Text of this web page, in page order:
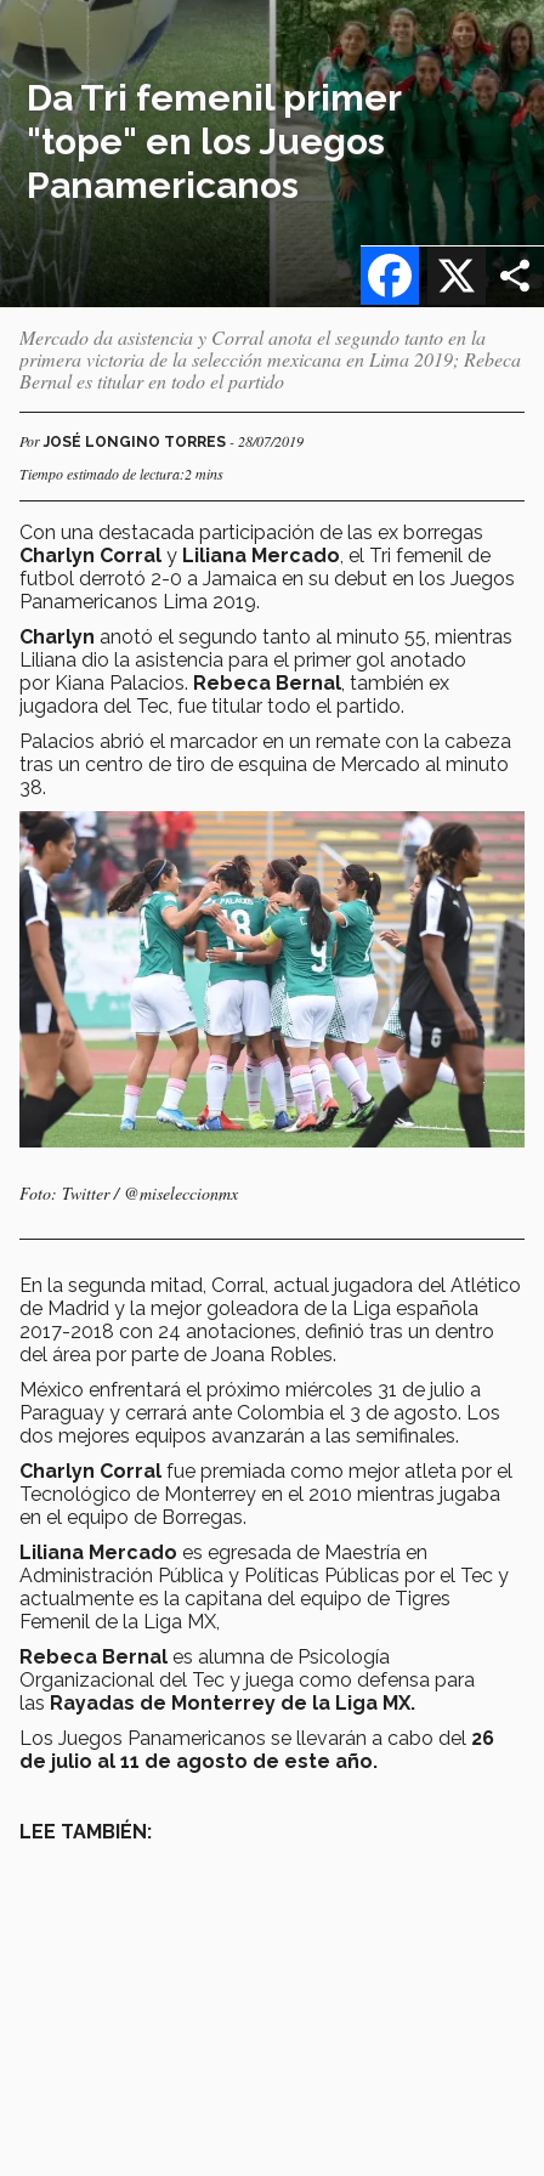
Da Tri femenil primer
"tope" en los Juegos
Panamericanos
X
Facebook
Mercado da asistencia y Corral anota el segundo tanto en la
primera victoria de la selección mexicana en Lima 2019; Rebeca
Bernal es titular en todo el partido
PorJOSÉ LONGINO TORRES - 28/07/2019
Tiempo estimado de lectura:2 mins
Con una destacada participación de las ex borregas
Charlyn Corral y Liliana Mercado , el Tri femenil de
futbol derrotó 2-0 a Jamaica en su debut en los Juegos
Panamericanos Lima 2019.
Charlyn anotó el segundo tanto al minuto 55, mientras
Liliana dio la asistencia para el primer gol anotado
por Kiana Palacios. Rebeca Bernal , también ex
jugadora del Tec, fue titular todo el partido.
Palacios abrió el marcador en un remate con la cabeza
tras un centro de tiro de esquina de Mercado al minuto
38.
Foto: Twitter / @miseleccionmx
En la segunda mitad, Corral, actual jugadora del Atlético
de Madrid y la mejor goleadora de la Liga española
2017-2018 con 24 anotaciones, definió tras un dentro
del área por parte de Joana Robles.
México enfrentará el próximo miércoles 31 de julio a
Paraguay y cerrará ante Colombia el 3 de agosto. Los
dos mejores equipos avanzarán a las semifinales.
Charlyn Corral fue premiada como mejor atleta por el
Tecnológico de Monterrey en el 2010 mientras jugaba
en el equipo de Borregas.
Liliana Mercado es egresada de Maestría en
Administración Pública y Políticas Públicas por el Tec y
actualmente es la capitana del equipo de Tigres
Femenil de la Liga MX,
Rebeca Bernal es alumna de Psicología
Organizacional del Tec y juega como defensa para
las Rayadas de Monterrey de la Liga MX.
Los Juegos Panamericanos se llevarán a cabo del 26
de julio al 11 de agosto de este año.
LEE TAMBIÉN: